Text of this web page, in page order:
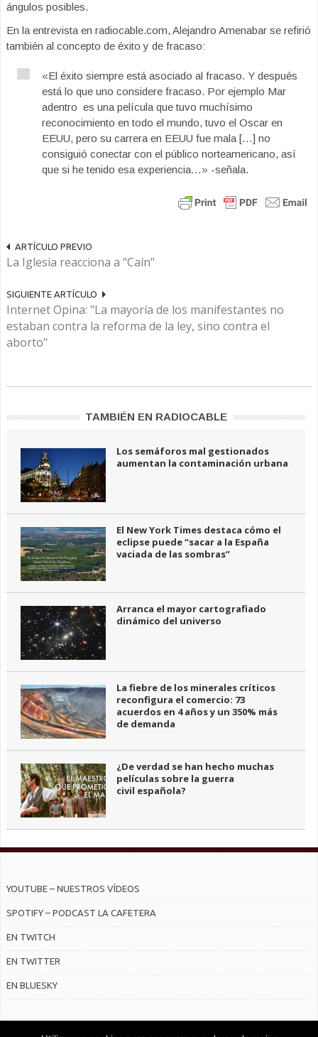
ángulos posibles.
En la entrevista en radiocable.com, Alejandro Amenabar se refirió
también al concepto de éxito y de fracaso:
«El éxito siempre está asociado al fracaso. Y después
está lo que uno considere fracaso. Por ejemplo Mar
adentro es una película que tuvo muchísimo
reconocimiento en todo el mundo, tuvo el Oscar en
EEUU, pero su carrera en EEUU fue mala […] no
consiguió conectar con el público norteamericano, así
que si he tenido esa experiencia…» -señala.
ARTÍCULO PREVIO
La Iglesia reacciona a "Caín"
SIGUIENTE ARTÍCULO
Internet Opina: "La mayoría de los manifestantes no
estaban contra la reforma de la ley, sino contra el
aborto"
TAMBIÉN EN RADIOCABLE
Los semáforos mal gestionados
aumentan la contaminación urbana
El New York Times destaca cómo el
eclipse puede “sacar a la España
vaciada de las sombras”
Arranca el mayor cartografiado
dinámico del universo
La fiebre de los minerales críticos
reconfigura el comercio: 73
acuerdos en 4 años y un 350% más
de demanda
¿De verdad se han hecho muchas
películas sobre la guerra
civil española?
YOUTUBE – NUESTROS VÍDEOS
SPOTIFY – PODCAST LA CAFETERA
EN TWITCH
EN TWITTER
EN BLUESKY